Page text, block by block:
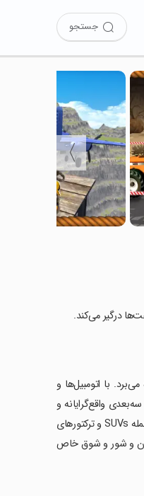
جستجو
〉
با اتومبیل‌ها و
واقع‌گرایانه و
فیزیک خودروی اصلی، تجربه‌ای واقعی و هیجان‌انگیز از رانندگی را به ارمغان می‌آورد. این بازی شامل مجموعه‌ای از خودروها، از جمله SUVs و ترکتورهای
و شور و شوق خاص